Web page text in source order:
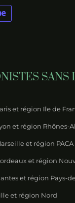
SANS
et région Ile de
et région Rhônes-
et région PACA
et région
et région Pays-
et région Nord